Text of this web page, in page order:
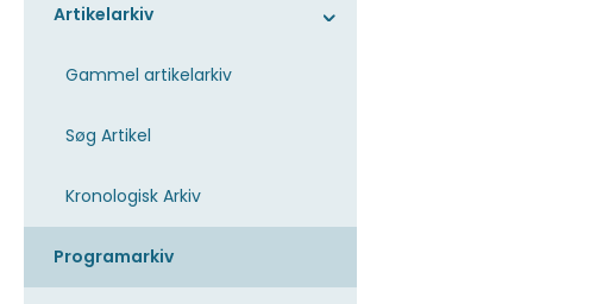
Artikelarkiv
Gammel artikelarkiv
Søg Artikel
Kronologisk Arkiv
Programarkiv